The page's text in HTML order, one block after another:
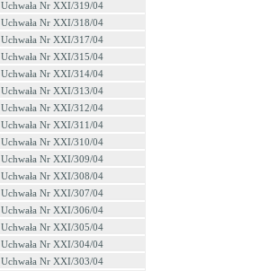
Uchwała Nr XXI/319/04
Uchwała Nr XXI/318/04
Uchwała Nr XXI/317/04
Uchwała Nr XXI/315/04
Uchwała Nr XXI/314/04
Uchwała Nr XXI/313/04
Uchwała Nr XXI/312/04
Uchwała Nr XXI/311/04
Uchwała Nr XXI/310/04
Uchwała Nr XXI/309/04
Uchwała Nr XXI/308/04
Uchwała Nr XXI/307/04
Uchwała Nr XXI/306/04
Uchwała Nr XXI/305/04
Uchwała Nr XXI/304/04
Uchwała Nr XXI/303/04